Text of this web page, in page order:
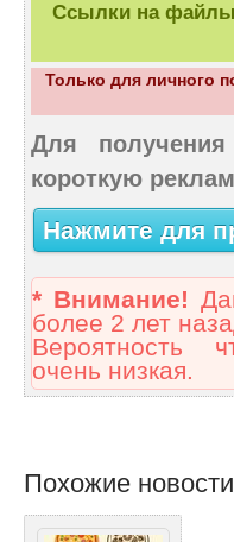
Ссылки на файлы
Только для личного
Для
короткую
Нажмите для
* Внимание!
более 2 лет
Вероятность
очень низкая.
Похожие новости